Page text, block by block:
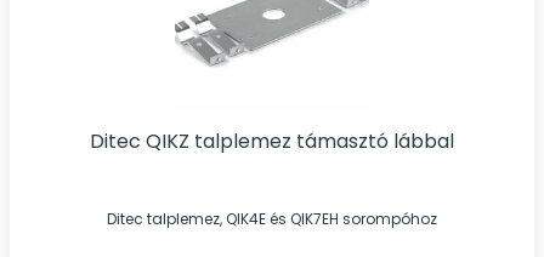
Ditec QIKZ talplemez támasztó lábbal
Ditec talplemez, QIK4E és QIK7EH sorompóhoz